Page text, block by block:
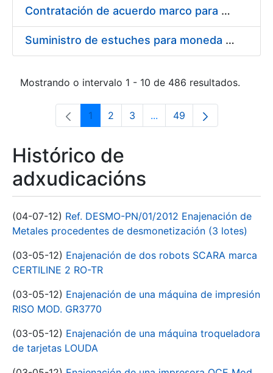
Contratación de acuerdo marco para el Suministro de Material de Electricidad para la Fábrica Nacional de Moneda y Timbre-Real Casa de la Moneda en su centro de trabajo de Burgos
Suministro de estuches para moneda de 30 €
Mostrando o intervalo 1 - 10 de 486 resultados.
Páxina
1 Páxina
2 Páxina
3 ...Páxinas intermedias Use
Páxina
49
Histórico de
adxudicacións
(04-07-12) Ref. DESMO-PN/01/2012 Enajenación de
Metales procedentes de desmonetización (3 lotes)
(03-05-12) Enajenación de dos robots SCARA marca
CERTILINE 2 RO-TR
(03-05-12) Enajenación de una máquina de impresión
RISO MOD. GR3770
(03-05-12) Enajenación de una máquina troqueladora
de tarjetas LOUDA